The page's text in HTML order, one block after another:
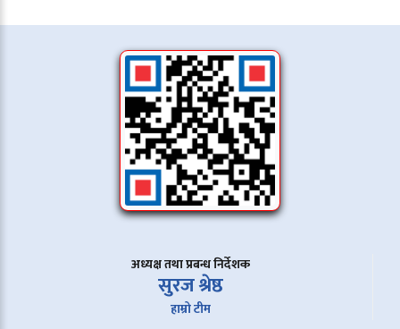
अध्यक्ष तथा प्रबन्ध निर्देशक
सुरज श्रेष्ठ
हाम्रो टीम